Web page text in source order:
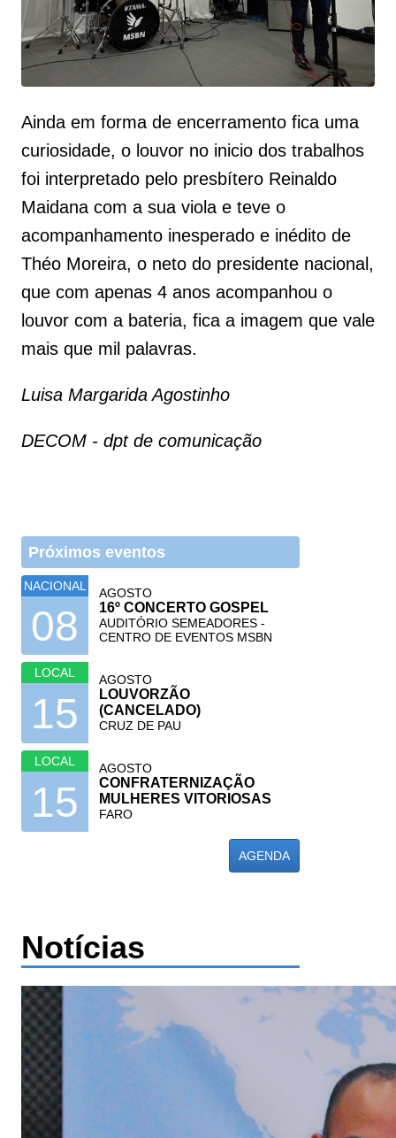
Ainda em forma de encerramento fica uma
curiosidade, o louvor no inicio dos trabalhos
foi interpretado pelo presbítero Reinaldo
Maidana com a sua viola e teve o
acompanhamento inesperado e inédito de
Théo Moreira, o neto do presidente nacional,
que com apenas 4 anos acompanhou o
louvor com a bateria, fica a imagem que vale
mais que mil palavras.
Luisa Margarida Agostinho
DECOM - dpt de comunicação
Próximos eventos
NACIONAL
08
AGOSTO
16º CONCERTO GOSPEL
AUDITÓRIO SEMEADORES -
CENTRO DE EVENTOS MSBN
LOCAL
15
AGOSTO
LOUVORZÃO
(CANCELADO)
CRUZ DE PAU
LOCAL
15
AGOSTO
CONFRATERNIZAÇÃO
MULHERES VITORIOSAS
FARO
AGENDA
Notícias